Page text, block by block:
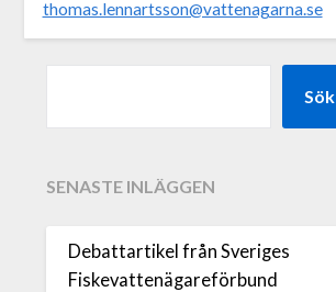
thomas.lennartsson@vattenagarna.se
Sök
SENASTE INLÄGGEN
Debattartikel från Sveriges
Fiskevattenägareförbund